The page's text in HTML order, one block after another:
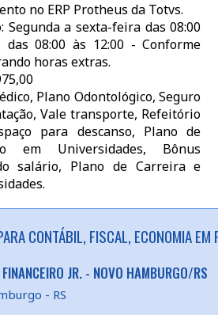
no ERP Protheus da Totvs.
Segunda a sexta-feira das 08:00
das 08:00 às 12:00 - Conforme
horas extras.
Plano Odontológico, Seguro
Vale transporte, Refeitório
para descanso, Plano de
em Universidades, Bônus
salário, Plano de Carreira e
CONTÁBIL, FISCAL, ECONOMIA EM
JR. - NOVO HAMBURGO/RS
- RS